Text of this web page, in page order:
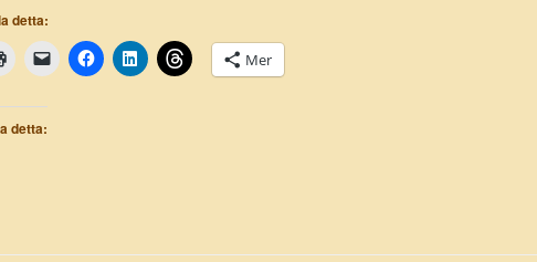
detta:
Mer
detta: